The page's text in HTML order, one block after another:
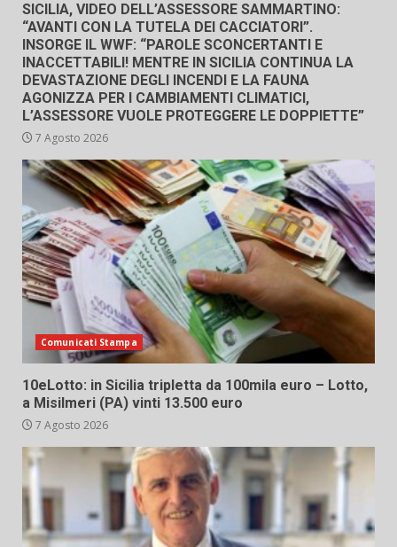
SICILIA, VIDEO DELL’ASSESSORE SAMMARTINO:
“AVANTI CON LA TUTELA DEI CACCIATORI”.
INSORGE IL WWF: “PAROLE SCONCERTANTI E
INACCETTABILI! MENTRE IN SICILIA CONTINUA LA
DEVASTAZIONE DEGLI INCENDI E LA FAUNA
AGONIZZA PER I CAMBIAMENTI CLIMATICI,
L’ASSESSORE VUOLE PROTEGGERE LE DOPPIETTE”
7 Agosto 2026
Comunicati Stampa
10eLotto: in Sicilia tripletta da 100mila euro – Lotto,
a Misilmeri (PA) vinti 13.500 euro
7 Agosto 2026